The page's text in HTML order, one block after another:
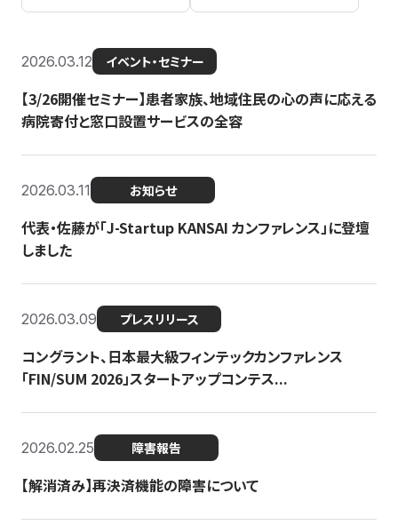
2026.03.12 イベント・セミナー
【3/26開催セミナー】患者家族、地域住民の心の声に応える
病院寄付と窓口設置サービスの全容
2026.03.11 お知らせ
代表・佐藤が「J-Startup KANSAI カンファレンス」に登壇
しました
2026.03.09 プレスリリース
コングラント、日本最大級フィンテックカンファレンス
「FIN/SUM 2026」スタートアップコンテス...
2026.02.25 障害報告
【解消済み】再決済機能の障害について